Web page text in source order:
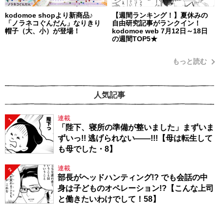
kodomoe shopより新商品♪
「ノラネコぐんだん」なりきり
帽子（大、小）が登場！
【週間ランキング！】夏休みの
自由研究記事がランクイン！
kodomoe web 7月12日～18日
の週間TOP5★
もっと読む
人気記事
1 連載
「陛下、寝所の準備が整いました」まずいま
ずいっ!! 逃げられない――!!!【母は転生して
も母でした・8】
2 連載
部長がヘッドハンティング!? でも会話の中
身は子どものオペレーション!?【こんな上司
と働きたいわけでして！58】